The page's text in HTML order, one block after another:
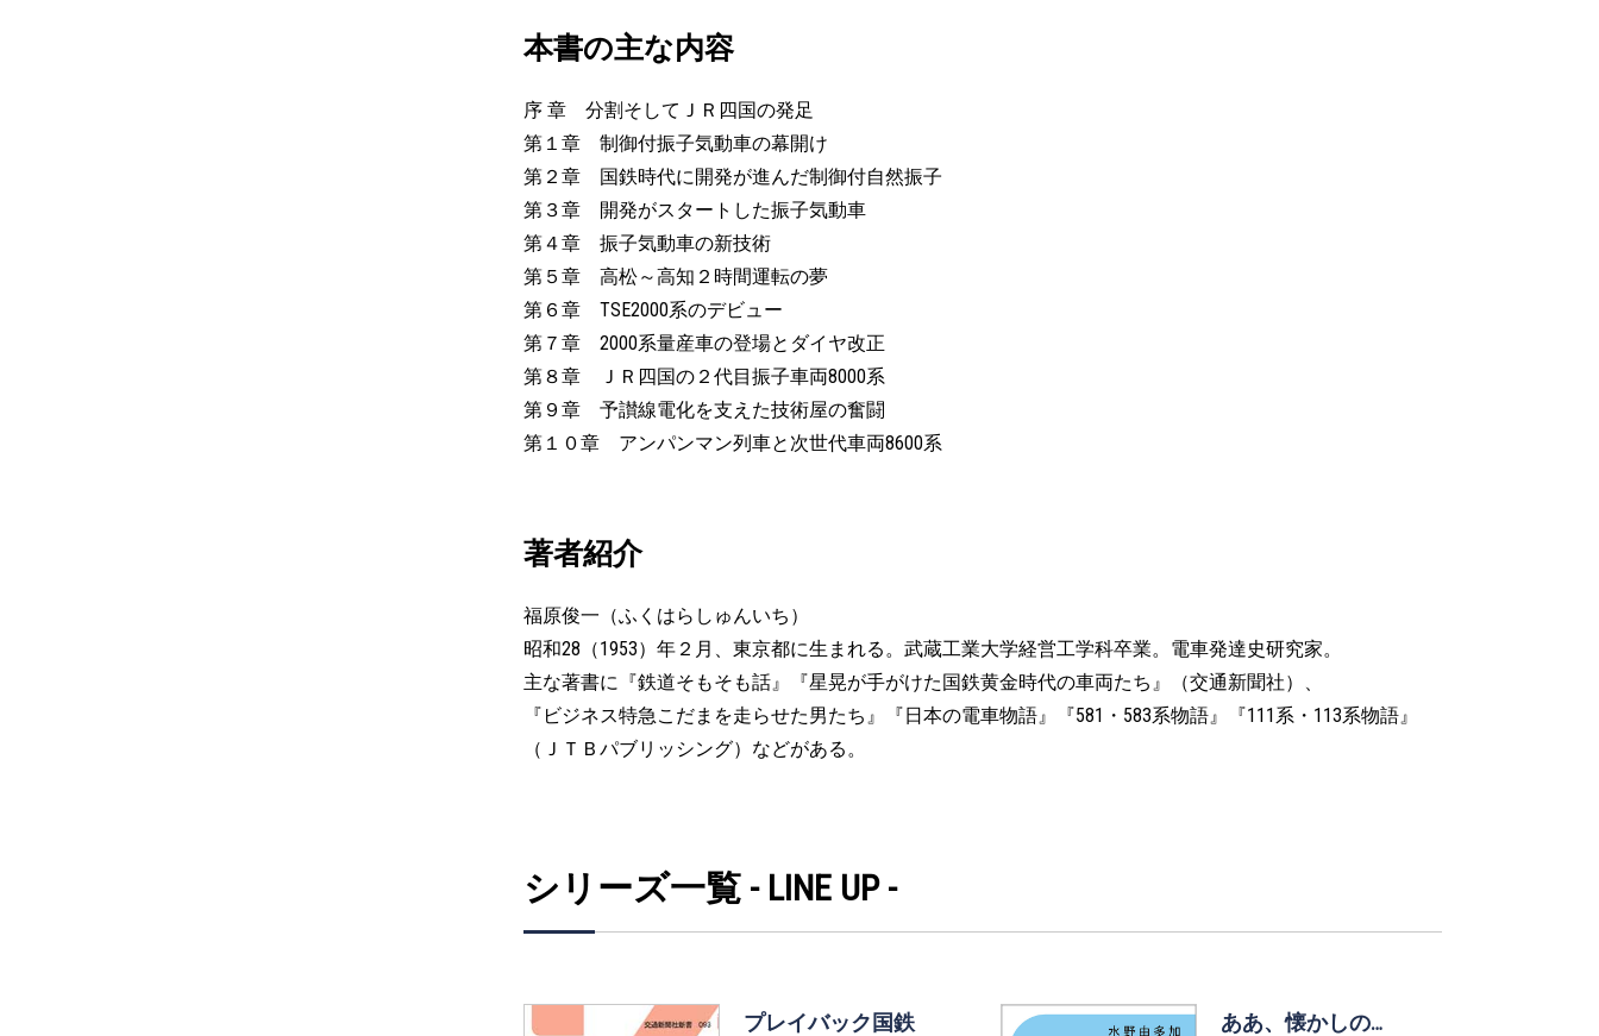
本書の主な内容
序 章 分割そしてＪＲ四国の発足
第１章 制御付振子気動車の幕開け
第２章 国鉄時代に開発が進んだ制御付自然振子
第３章 開発がスタートした振子気動車
第４章 振子気動車の新技術
第５章 高松～高知２時間運転の夢
第６章 TSE2000系のデビュー
第７章 2000系量産車の登場とダイヤ改正
第８章 ＪＲ四国の２代目振子車両8000系
第９章 予讃線電化を支えた技術屋の奮闘
第１０章 アンパンマン列車と次世代車両8600系
著者紹介
福原俊一（ふくはらしゅんいち）
昭和28（1953）年２月、東京都に生まれる。武蔵工業大学経営工学科卒業。電車発達史研究家。
主な著書に『鉄道そもそも話』『星晃が手がけた国鉄黄金時代の車両たち』（交通新聞社）、
『ビジネス特急こだまを走らせた男たち』『日本の電車物語』『581・583系物語』『111系・113系物語』
（ＪＴＢパブリッシング）などがある。
シリーズ一覧 - LINE UP -
プレイバック国鉄 ああ、懐かしの…